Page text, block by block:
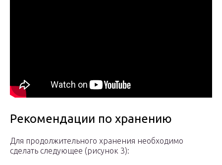
Рекомендации по хранению
Для продолжительного хранения необходимо
сделать следующее (рисунок 3):